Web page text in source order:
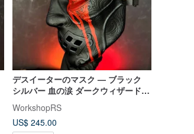
デスイーターのマスク — ブラック
シルバー 血の涙 ダークウィザードマ
WorkshopRS
US$ 245.00